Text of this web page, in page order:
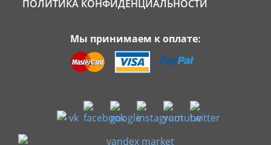
ПОЛИТИКА КОНФИДЕНЦИАЛЬНОСТИ
Мы принимаем к оплате: